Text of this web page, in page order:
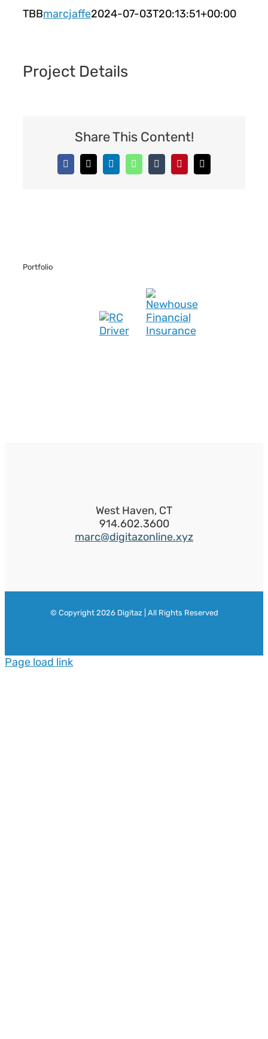
TBBmarcjaffe2024-07-03T20:13:51+00:00
Project Details
Share This Content!
Facebook
X LinkedInWhatsAppTumblrPinterestEmail
Portfolio
West Haven, CT
914.602.3600
marc@digitazonline.xyz
© Copyright 2026 Digitaz | All Rights Reserved
Page load link